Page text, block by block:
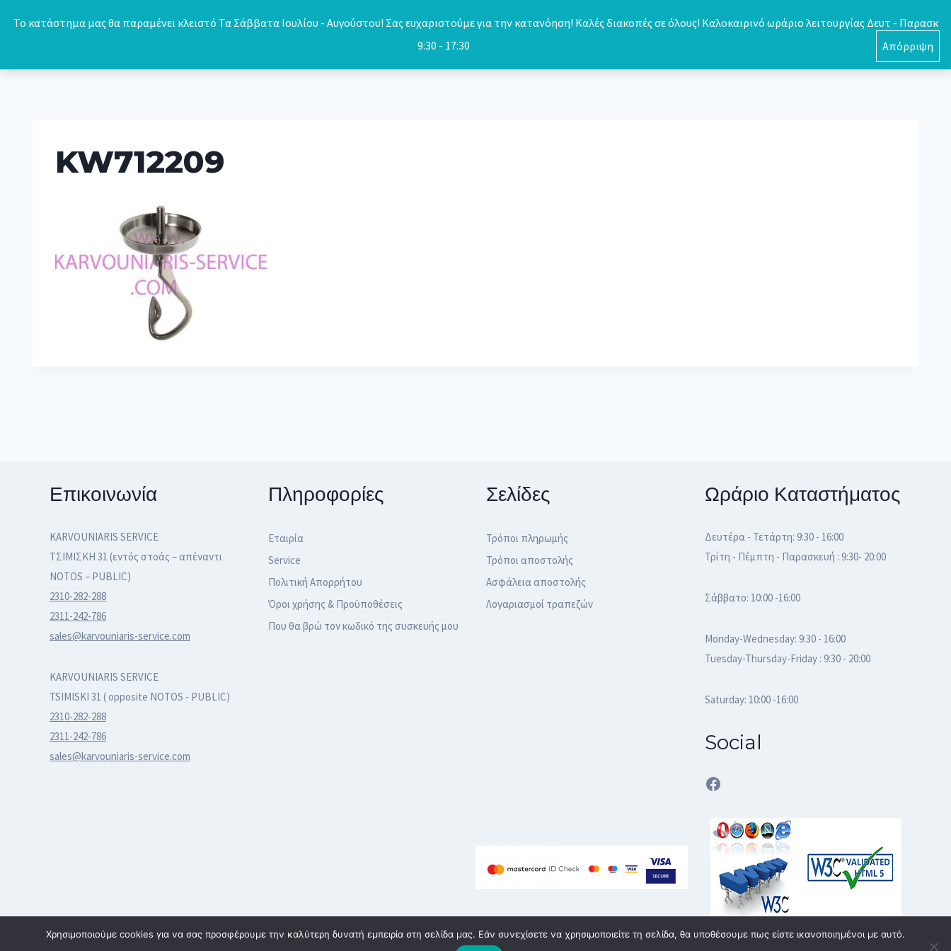
Το κατάστημα μας θα παραμένει κλειστό Τα Σάββατα Ιουλίου - Αυγούστου! Σας ευχαριστούμε για την κατανόηση! Καλές διακοπές σε όλους! Καλοκαιρινό ωράριο λειτουργίας Δευτ - Παρασκ
9:30 - 17:30
Απόρριψη
0
KW712209
Επικοινωνία
KARVOUNIARIS SERVICE
ΤΣΙΜΙΣΚΗ 31 (εντός στοάς – απέναντι
NOTOS – PUBLIC)
2310-282-288
2311-242-786
sales@karvouniaris-service.com
KARVOUNIARIS SERVICE
TSIMISKI 31 ( opposite NOTOS - PUBLIC)
2310-282-288
2311-242-786
sales@karvouniaris-service.com
Πληροφορίες
Εταιρία
Service
Πολιτική Απορρήτου
Όροι χρήσης & Προϋποθέσεις
Που θα βρώ τον κωδικό της συσκευής μου
Σελίδες
Τρόποι πληρωμής
Τρόποι αποστολής
Ασφάλεια αποστολής
Λογαριασμοί τραπεζών
Ωράριο Καταστήματος
Δευτέρα - Τετάρτη: 9:30 - 16:00
Τρίτη - Πέμπτη - Παρασκευή : 9:30- 20:00
Σάββατο: 10:00 -16:00
Monday-Wednesday: 9:30 - 16:00
Tuesday-Thursday-Friday : 9:30 - 20:00
Saturday: 10:00 -16:00
Social
Facebook
© 2026 karvouniaris - service | All rights reserved | Κατασκευή eshop Θεσσαλονίκη
Χρησιμοποιούμε cookies για να σας προσφέρουμε την καλύτερη δυνατή εμπειρία στη σελίδα μας. Εάν συνεχίσετε να χρησιμοποιείτε τη σελίδα, θα υποθέσουμε πως είστε ικανοποιημένοι με αυτό.